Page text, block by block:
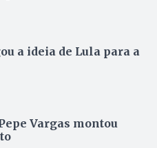
a ideia de Lula para a
Vargas montou